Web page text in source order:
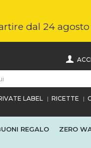
dal 24 agosto
RICETTE
LABEL
REGALO ZERO